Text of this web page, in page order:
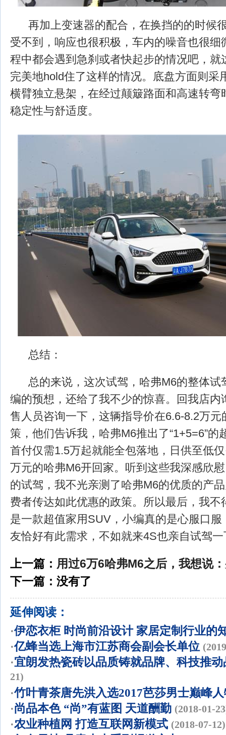
再加上变速器的配合，在换挡的的时候
受不到，响应也很积极，车内的噪音也很细
程中都会遇到急刹或者快起步的情况吧，就
完美地hold住了这样的情况。底盘方面则采
横臂独立悬架，在经过颠簸路面和高速转弯
稳定性与舒适度。
总结：
总的来说，这次试驾，哈弗M6的整体试
编的预想，还给了我不少的惊喜。回我店内
售人员咨询一下，这辆指导价在6.6-8.2万元
策，他们告诉我，哈弗M6推出了“1+5=6”的
首付仅需1.5万起就能全包落地，日供至低
万元的哈弗M6开回家。听到这些我深感欣
的试驾，我不光亲测了哈弗M6的优质的产
费者传达如此优惠的政策。所以最后，我不
是一款超值家用SUV，小编真的是心服口
友恰好有此需求，不如就来4S也亲自试驾
上一篇： 用过6万6哈弗M6之后，我想说
下一篇：没有了
延伸阅读：
·伊恋衣柜 时尚前沿设计 家居定制行业的
·亿蜂当选上海市江苏商会副会长单位
·宜朗发热瓷砖以品质铸就品牌、科技推
21)
·竹叶青茶唐先洪入选2017芭莎男士巅峰
·尚品本色 “尚”有蓝图 天道酬勤 (2018-01-
·农业种植网 打造互联网新模式 (2018-07-12)